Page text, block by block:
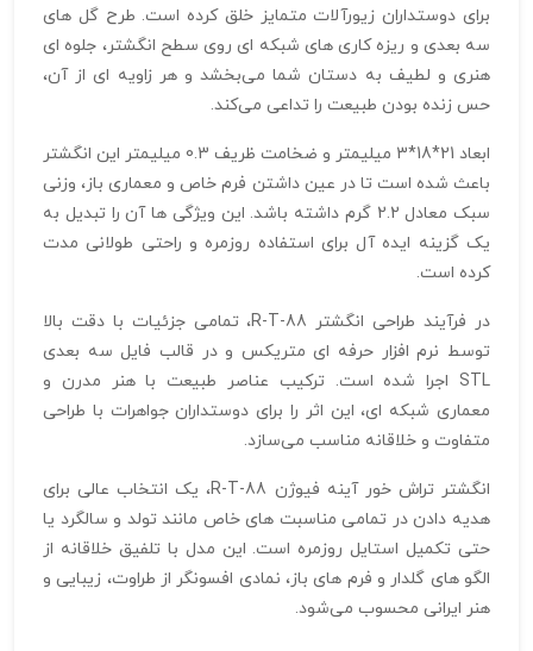
برای دوستداران زیورآلات متمایز خلق کرده است. طرح گل‌ های
سه‌ بعدی و ریزه‌ کاری‌ های شبکه‌ ای روی سطح انگشتر، جلوه‌ ای
هنری و لطیف به دستان شما می‌بخشد و هر زاویه‌ ای از آن،
حس زنده بودن طبیعت را تداعی می‌کند.
ابعاد 21*18*3 میلیمتر و ضخامت ظریف 0.3 میلیمتر این انگشتر
باعث شده است تا در عین داشتن فرم خاص و معماری باز، وزنی
سبک معادل 2.2 گرم داشته باشد. این ویژگی‌ ها آن را تبدیل به
یک گزینه ایده‌ آل برای استفاده روزمره و راحتی طولانی مدت
کرده است.
در فرآیند طراحی انگشتر R-T-88، تمامی جزئیات با دقت بالا
توسط نرم‌ افزار حرفه‌ ای متریکس و در قالب فایل سه‌ بعدی
STL اجرا شده است. ترکیب عناصر طبیعت با هنر مدرن و
معماری شبکه‌ ای، این اثر را برای دوستداران جواهرات با طراحی
متفاوت و خلاقانه مناسب می‌سازد.
انگشتر تراش خور آینه فیوژن R-T-88، یک انتخاب عالی برای
هدیه دادن در تمامی مناسبت‌ های خاص مانند تولد و سالگرد یا
حتی تکمیل استایل روزمره است. این مدل با تلفیق خلاقانه از
الگو های گلدار و فرم‌ های باز، نمادی افسونگر از طراوت، زیبایی و
هنر ایرانی محسوب می‌شود.